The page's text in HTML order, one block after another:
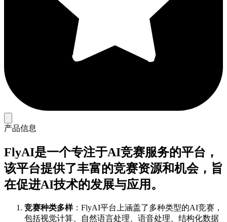
产品信息
FlyAI是一个专注于AI竞赛服务的平台，
该平台提供了丰富的竞赛资源和机会，旨
在促进AI技术的发展与应用。
竞赛种类多样：FlyAI平台上涵盖了多种类型的AI竞赛，
包括视觉计算、自然语言处理、语音处理、结构化数据